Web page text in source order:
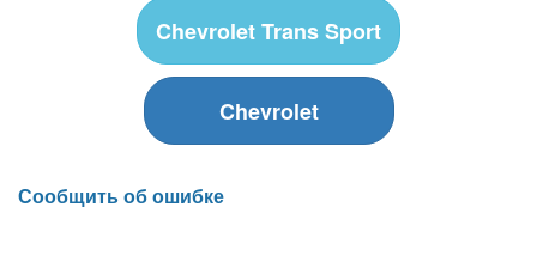
Chevrolet Trans Sport
Chevrolet
Сообщить об ошибке